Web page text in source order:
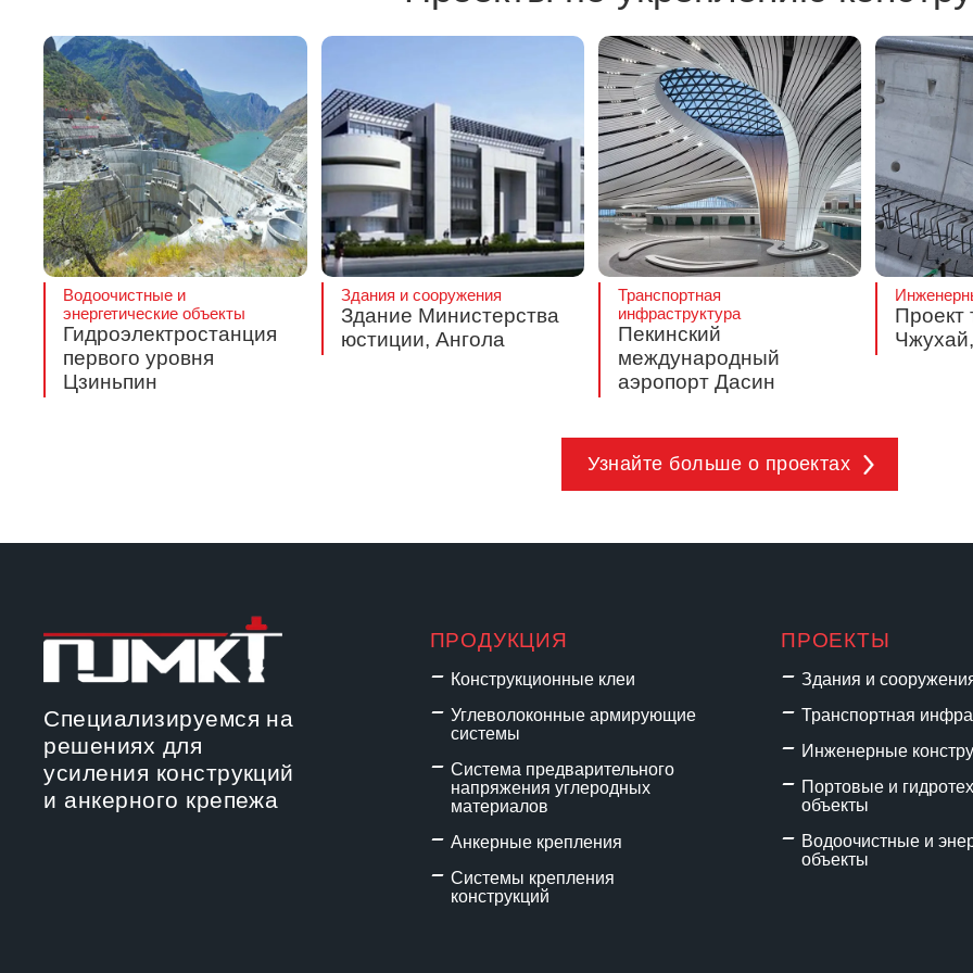
Водоочистные и
энергетические объекты
Гидроэлектростанция
первого уровня
Цзиньпин
Здания и сооружения
Здание Министерства
юстиции, Ангола
Транспортная
инфраструктура
Пекинский
международный
аэропорт Дасин
Проект
Узнайте больше о проектах
Специализируемся на
решениях для
усиления конструкций
и анкерного крепежа
ПРОДУКЦИЯ
Конструкционные клеи
Углеволоконные армирующие
системы
Система предварительного
напряжения углеродных
материалов
Анкерные крепления
Системы крепления
конструкций
ПРОЕКТЫ
Здания и
Транспортная
Инженерные
Портовые и
объекты
Водоочистные и
объекты